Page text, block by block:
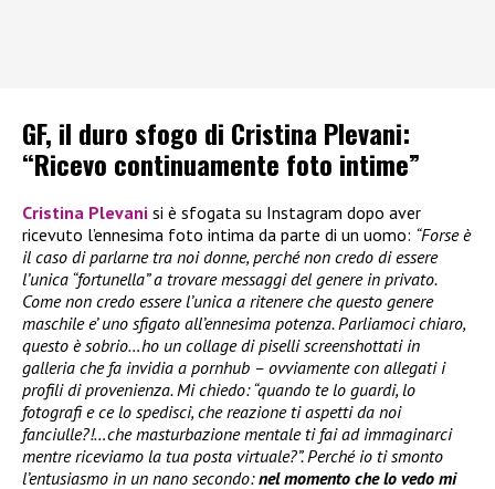
GF, il duro sfogo di Cristina Plevani:
“Ricevo continuamente foto intime”
Cristina Plevani si è sfogata su Instagram dopo aver
ricevuto l’ennesima foto intima da parte di un uomo: “Forse è
il caso di parlarne tra noi donne, perché non credo di essere
l’unica “fortunella” a trovare messaggi del genere in privato.
Come non credo essere l’unica a ritenere che questo genere
maschile e’ uno sfigato all’ennesima potenza. Parliamoci chiaro,
questo è sobrio…ho un collage di piselli screenshottati in
galleria che fa invidia a pornhub – ovviamente con allegati i
profili di provenienza. Mi chiedo: “quando te lo guardi, lo
fotografi e ce lo spedisci, che reazione ti aspetti da noi
fanciulle?!…che masturbazione mentale ti fai ad immaginarci
mentre riceviamo la tua posta virtuale?”. Perché io ti smonto
l’entusiasmo in un nano secondo:nel momento che lo vedo mi